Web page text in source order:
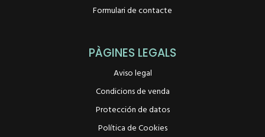
Formulari de contacte
PÀGINES LEGALS
Aviso legal
Condicions de venda
Protección de datos
Política de Cookies